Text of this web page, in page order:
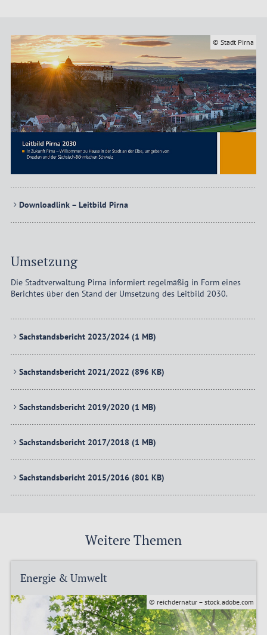
© Stadt Pirna
Downloadlink – Leitbild Pirna
Umsetzung
Die Stadtverwaltung Pirna informiert regelmäßig in Form eines
Berichtes über den Stand der Umsetzung des Leitbild 2030.
Sachstandsbericht 2023/2024(1 MB)
Sachstandsbericht 2021/2022 (896 KB)
Sachstandsbericht 2019/2020(1 MB)
Sachstandsbericht 2017/2018 (1 MB)
Sachstandsbericht 2015/2016(801 KB)
Weitere Themen
Energie & Umwelt
© reichdernatur – stock.adobe.com